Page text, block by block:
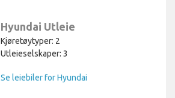
Hyundai Utleie
Kjøretøytyper: 2
Utleieselskaper: 3
Se leiebiler for Hyundai